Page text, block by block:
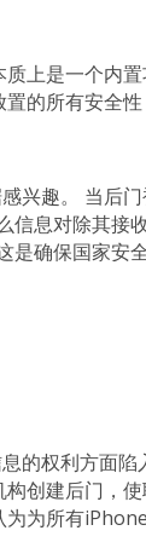
上是一个内
的所有安全
兴趣。 当后
信息对除其接
是确保国家安
的权利方面陷
创建后门，
为所有